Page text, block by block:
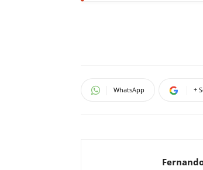
WhatsApp +